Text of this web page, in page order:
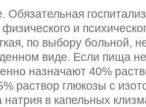
Обязательная
физического и
по выбору больной,
виде. Если пища
назначают 40%
раствор глюкозы с
натрия в капельных